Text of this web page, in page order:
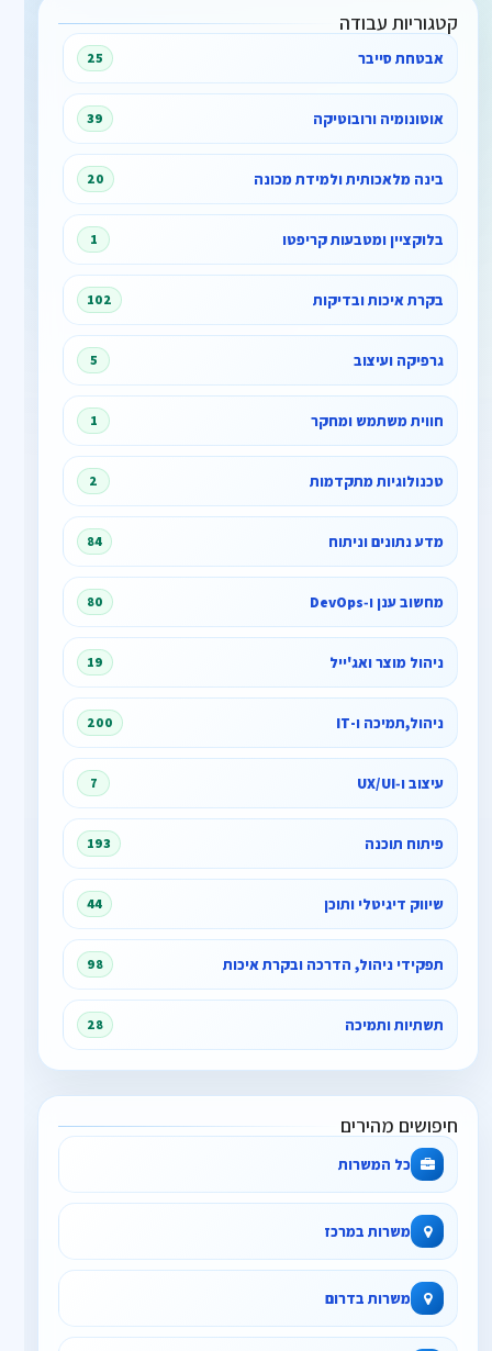
קטגוריות עבודה
אבטחת סייבר 25
אוטונומיה ורובוטיקה 39
בינה מלאכותית ולמידת מכונה 20
בלוקציין ומטבעות קריפטו 1
בקרת איכות ובדיקות 102
גרפיקה ועיצוב 5
חווית משתמש ומחקר 1
טכנולוגיות מתקדמות 2
מדע נתונים וניתוח 84
מחשוב ענן ו‑DevOps 80
ניהול מוצר ואג'ייל 19
ניהול,תמיכה ו-IT 200
עיצוב ו‑UX/UI 7
פיתוח תוכנה 193
שיווק דיגיטלי ותוכן 44
תפקידי ניהול, הדרכה ובקרת איכות 98
תשתיות ותמיכה 28
חיפושים מהירים
כל המשרות
משרות במרכז
משרות בדרום